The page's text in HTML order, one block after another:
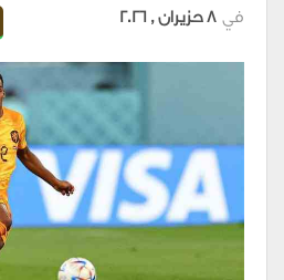
في 8 حزيران , 2026